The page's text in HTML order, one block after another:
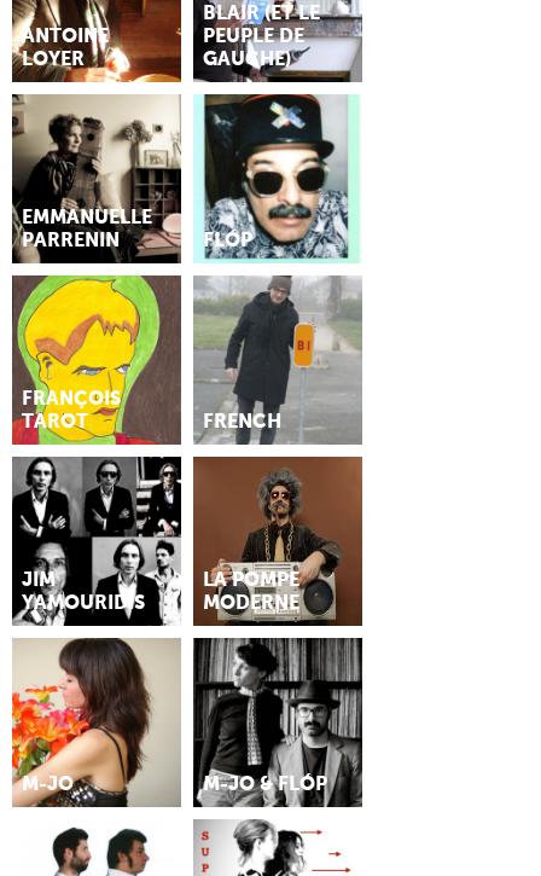
ANTOINE
LOYER
BLAIR (ET LE
PEUPLE DE
GAUCHE)
EMMANUELLE
PARRENIN
FLÓP
FRANÇOIS
TAROT
FRENCH
JIM
YAMOURIDIS
LA POMPE
MODERNE
M-JO M-JO & FLÓP